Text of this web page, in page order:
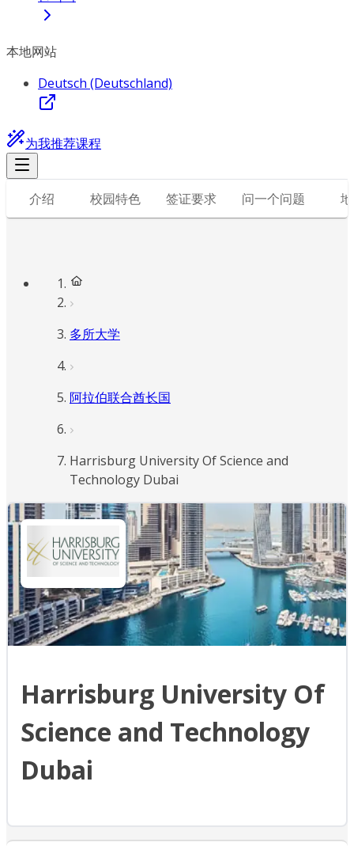
本地网站
Deutsch (Deutschland)
为我推荐课程
介绍 校园特色 签证要求 问一个问题
多所大学
阿拉伯联合酋长国
Harrisburg University Of Science and
Technology Dubai
Harrisburg University Of
Science and Technology
Dubai